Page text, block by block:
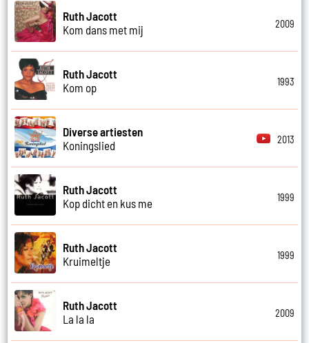
Ruth Jacott
Kom dans met mij
2009
Ruth Jacott
Kom op
1993
Diverse artiesten
Koningslied
2013
Ruth Jacott
Kop dicht en kus me
1999
Ruth Jacott
Kruimeltje
1999
Ruth Jacott
La la la
2009